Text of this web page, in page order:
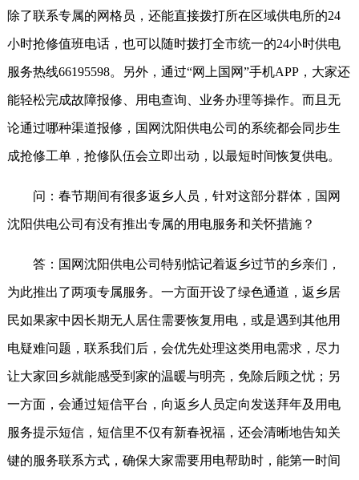
除了联系专属的网格员，还能直接拨打所在区域供电所的24
小时抢修值班电话，也可以随时拨打全市统一的24小时供电
服务热线66195598。另外，通过“网上国网”手机APP，大家还
能轻松完成故障报修、用电查询、业务办理等操作。而且无
论通过哪种渠道报修，国网沈阳供电公司的系统都会同步生
成抢修工单，抢修队伍会立即出动，以最短时间恢复供电。
问：春节期间有很多返乡人员，针对这部分群体，国网
沈阳供电公司有没有推出专属的用电服务和关怀措施？
答：国网沈阳供电公司特别惦记着返乡过节的乡亲们，
为此推出了两项专属服务。一方面开设了绿色通道，返乡居
民如果家中因长期无人居住需要恢复用电，或是遇到其他用
电疑难问题，联系我们后，会优先处理这类用电需求，尽力
让大家回乡就能感受到家的温暖与明亮，免除后顾之忧；另
一方面，会通过短信平台，向返乡人员定向发送拜年及用电
服务提示短信，短信里不仅有新春祝福，还会清晰地告知关
键的服务联系方式，确保大家需要用电帮助时，能第一时间